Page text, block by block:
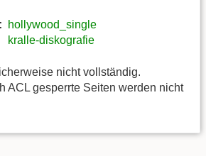
hollywood_single
kralle-diskografie
nicht vollständig.
ACL gesperrte Seiten werden nicht